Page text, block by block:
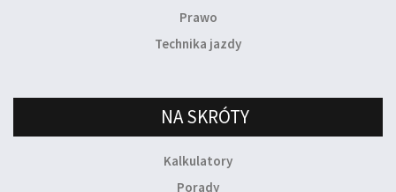
Prawo
Technika jazdy
NA SKRÓTY
Kalkulatory
Porady